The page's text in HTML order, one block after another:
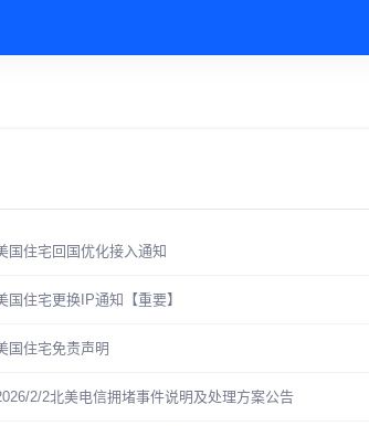
国住宅回国优化接入通知
国住宅更换IP通知【重要】
国住宅免责声明
2/2北美电信拥堵事件说明及处理方案公告